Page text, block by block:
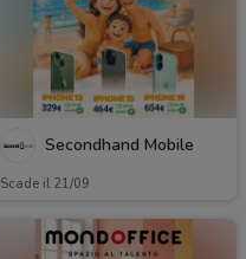
Secondhand Mobile
Scade il 21/09